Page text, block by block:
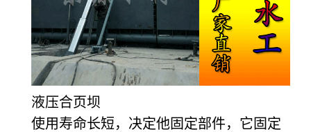
液压合页坝
使用寿命长短，决定他固定部件，它固定